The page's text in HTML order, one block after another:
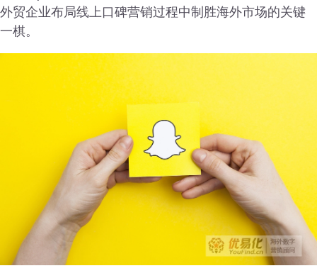
外贸企业布局线上口碑营销过程中制胜海外市场的关键
一棋。